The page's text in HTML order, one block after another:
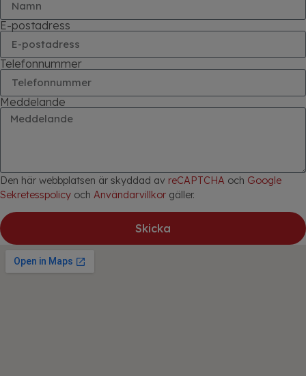
E-postadress
Telefonnummer
Meddelande
Den här webbplatsen är skyddad av reCAPTCHA och Google
Sekretesspolicy och Användarvillkor gäller.
Skicka